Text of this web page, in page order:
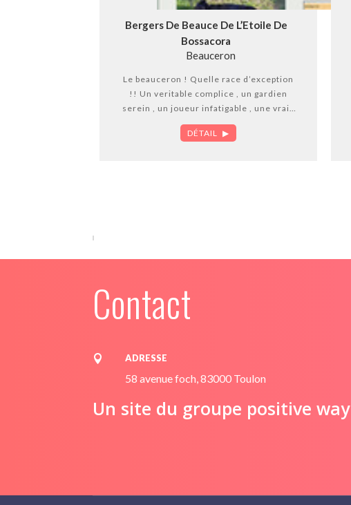
Bergers De Beauce De L’Etoile De
Bossacora
Beauceron
Le beauceron ! Quelle race d’exception
!! Un veritable complice , un gardien
serein , un joueur infatigable , une vraie
soif d’apprendre ! de faire plaisir à son
maitre,Fougueux , un peu brutal , certes,
NE…a bientot
DÉTAIL
Contact
 ADRESSE
58 avenue foch, 83000 Toulon
Un site du groupe positive way